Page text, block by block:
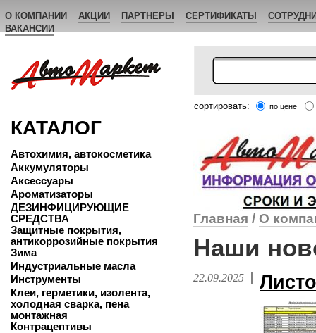
О КОМПАНИИ АКЦИИ ПАРТНЕРЫ СЕРТИФИКАТЫ
ВАКАНСИИ
сортировать: по цене
КАТАЛОГ
Автохимия, автокосметика
Аккумуляторы
Аксессуары
Ароматизаторы
ДЕЗИНФИЦИРУЮЩИЕ
СРЕДСТВА
Защитные покрытия,
антикоррозийные покрытия
Зима
Индустриальные масла
Инструменты
Клеи, герметики, изолента,
холодная сварка, пена
монтажная
Контрацептивы
Главная / О
Наши
22.09.2025